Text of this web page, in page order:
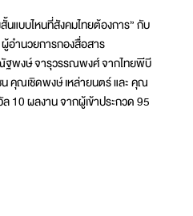
แบบไหนที่สังคมไทยต้องการ” กับ
อำนวยการกองสื่อสาร
พงษ์ จารุวรรณพงศ์ จากไทยพีบี
คุณเชิดพงษ์ เหล่ายนตร์ และ คุณ
10 ผลงาน จากผู้เข้าประกวด 95